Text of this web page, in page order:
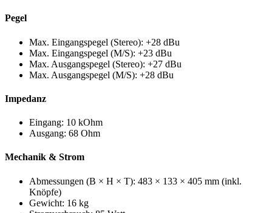
Pegel
Max. Eingangspegel (Stereo): +28 dBu
Max. Eingangspegel (M/S): +23 dBu
Max. Ausgangspegel (Stereo): +27 dBu
Max. Ausgangspegel (M/S): +28 dBu
Impedanz
Eingang: 10 kOhm
Ausgang: 68 Ohm
Mechanik & Strom
Abmessungen (B × H × T): 483 × 133 × 405 mm (inkl.
Knöpfe)
Gewicht: 16 kg